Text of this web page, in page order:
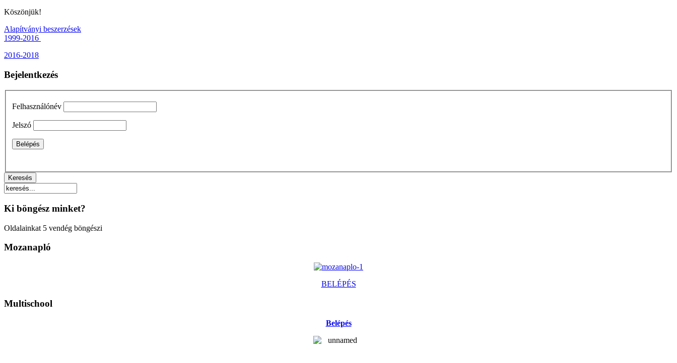
Köszönjük!
Alapítványi beszerzések
1999-2016
2016-2018
Bejelentkezés
Felhasználónév
Jelszó
Ki böngész minket?
Oldalainkat 5 vendég böngészi
Mozanapló
BELÉPÉS
Multischool
Belépés